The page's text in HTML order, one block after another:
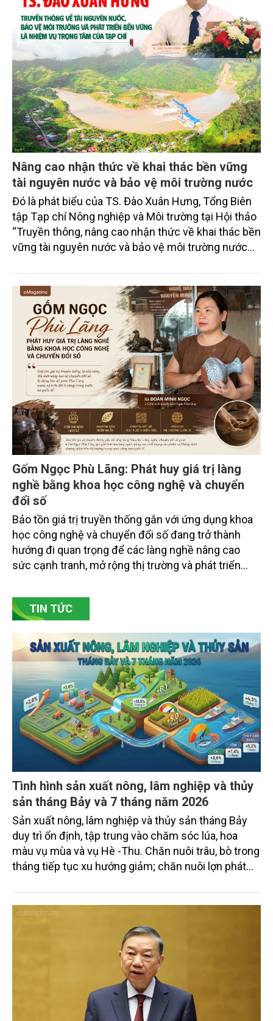
Nâng cao nhận thức về khai thác bền vững
tài nguyên nước và bảo vệ môi trường nước
Đó là phát biểu của TS. Đào Xuân Hưng, Tổng Biên
tập Tạp chí Nông nghiệp và Môi trường tại Hội thảo
“Truyền thông, nâng cao nhận thức về khai thác bền
vững tài nguyên nước và bảo vệ môi trường nước
trường phối hợp với Sở Nông nghiệp và Môi trường
tỉnh Lai Châu tổ chức ngày 10/7/2026. Hội thảo thu
hút sự tham gia của hơn 100 đại biểu là lãnh đạo
các đơn vị thuộc Bộ Nông nghiệp và Môi trường,
chuyên gia, nhà khoa học, Sở Nông nghiệp và Môi
trường tỉnh Lai Châu và đại diện các cơ quan đơn vị
doanh nghiệp ở các tỉnh miền núi phía Bắc.
Gốm Ngọc Phù Lãng: Phát huy giá trị làng
nghề bằng khoa học công nghệ và chuyển
đổi số
Bảo tồn giá trị truyền thống gắn với ứng dụng khoa
học công nghệ và chuyển đổi số đang trở thành
hướng đi quan trọng để các làng nghề nâng cao
sức cạnh tranh, mở rộng thị trường và phát triển
Bắc Ninh, nhiều nghệ nhân và cơ sở sản xuất đã
chủ động đổi mới tư duy, đầu tư công nghệ, xây
TIN TỨC
Tình hình sản xuất nông, lâm nghiệp và thủy
sản tháng Bảy và 7 tháng năm 2026
Sản xuất nông, lâm nghiệp và thủy sản tháng Bảy
duy trì ổn định, tập trung vào chăm sóc lúa, hoa
màu vụ mùa và vụ Hè -Thu. Chăn nuôi trâu, bò trong
tháng tiếp tục xu hướng giảm; chăn nuôi lợn phát
trưởng khá. Diện tích rừng trồng mới và sản lượng
thủy sản đều tăng nhẹ.